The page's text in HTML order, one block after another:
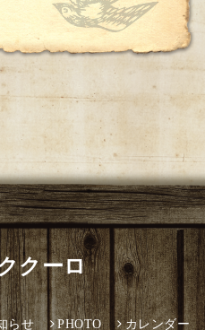
クーロ
らせ PHOTO カレンダー